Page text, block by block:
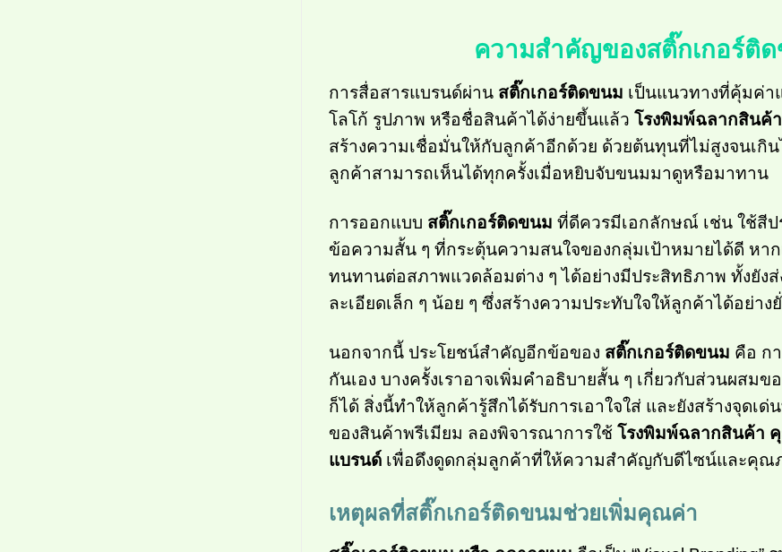
ความสำคัญของสติ๊กเกอร์ติ
การสื่อสารแบรนด์ผ่าน สติ๊กเกอร์ติดขนม เป็นแนวทางที่คุ้มค่า
โลโก้ รูปภาพ หรือชื่อสินค้าได้ง่ายขึ้นแล้ว โรงพิมพ์ฉลากสินค้
สร้างความเชื่อมั่นให้กับลูกค้าอีกด้วย ด้วยต้นทุนที่ไม่สูงจนเกิ
ลูกค้าสามารถเห็นได้ทุกครั้งเมื่อหยิบจับขนมมาดูหรือมาทาน
การออกแบบ สติ๊กเกอร์ติดขนม ที่ดีควรมีเอกลักษณ์ เช่น ใช้สีป
ข้อความสั้น ๆ ที่กระตุ้นความสนใจของกลุ่มเป้าหมายได้ดี ห
ทนทานต่อสภาพแวดล้อมต่าง ๆ ได้อย่างมีประสิทธิภาพ ทั้งยั
ละเอียดเล็ก ๆ น้อย ๆ ซึ่งสร้างความประทับใจให้ลูกค้าได้อย่าง
นอกจากนี้ ประโยชน์สำคัญอีกข้อของ สติ๊กเกอร์ติดขนม คือ ก
กันเอง บางครั้งเราอาจเพิ่มคำอธิบายสั้น ๆ เกี่ยวกับส่วนผสม
ก็ได้ สิ่งนี้ทำให้ลูกค้ารู้สึกได้รับการเอาใจใส่ และยังสร้างจุด
ของสินค้าพรีเมียม ลองพิจารณาการใช้ โรงพิมพ์ฉลากสินค้า
แบรนด์ เพื่อดึงดูดกลุ่มลูกค้าที่ให้ความสำคัญกับดีไซน์และคุณ
เหตุผลที่สติ๊กเกอร์ติดขนมช่วยเพิ่มคุณค่า